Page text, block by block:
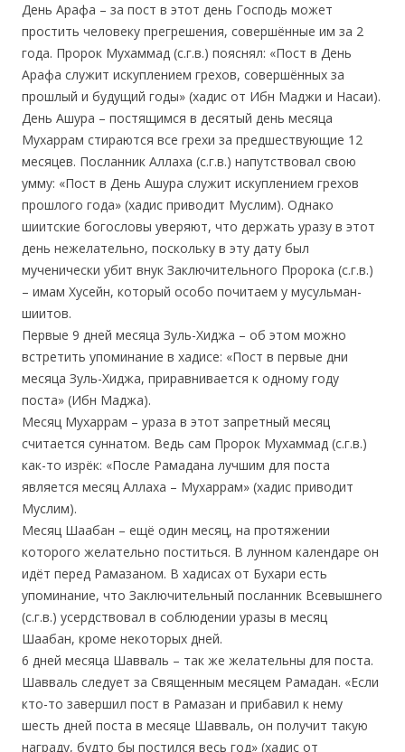
День Арафа – за пост в этот день Господь может
простить человеку прегрешения, совершённые им за 2
года. Пророк Мухаммад (с.г.в.) пояснял: «Пост в День
Арафа служит искуплением грехов, совершённых за
прошлый и будущий годы» (хадис от Ибн Маджи и Насаи).
День Ашура – постящимся в десятый день месяца
Мухаррам стираются все грехи за предшествующие 12
месяцев. Посланник Аллаха (с.г.в.) напутствовал свою
умму: «Пост в День Ашура служит искуплением грехов
прошлого года» (хадис приводит Муслим). Однако
шиитские богословы уверяют, что держать уразу в этот
день нежелательно, поскольку в эту дату был
мученически убит внук Заключительного Пророка (с.г.в.)
– имам Хусейн, который особо почитаем у мусульман-
шиитов.
Первые 9 дней месяца Зуль-Хиджа – об этом можно
встретить упоминание в хадисе: «Пост в первые дни
месяца Зуль-Хиджа, приравнивается к одному году
поста» (Ибн Маджа).
Месяц Мухаррам – ураза в этот запретный месяц
считается суннатом. Ведь сам Пророк Мухаммад (с.г.в.)
как-то изрёк: «После Рамадана лучшим для поста
является месяц Аллаха – Мухаррам» (хадис приводит
Муслим).
Месяц Шаабан – ещё один месяц, на протяжении
которого желательно поститься. В лунном календаре он
идёт перед Рамазаном. В хадисах от Бухари есть
упоминание, что Заключительный посланник Всевышнего
(с.г.в.) усердствовал в соблюдении уразы в месяц
Шаабан, кроме некоторых дней.
6 дней месяца Шавваль – так же желательны для поста.
Шавваль следует за Священным месяцем Рамадан. «Если
кто-то завершил пост в Рамазан и прибавил к нему
шесть дней поста в месяце Шавваль, он получит такую
награду, будто бы постился весь год» (хадис от